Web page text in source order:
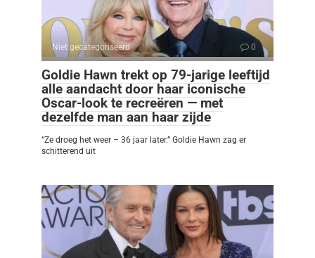
Niet gecategoriseerd 0
Goldie Hawn trekt op 79-jarige leeftijd
alle aandacht door haar iconische
Oscar-look te recreëren — met
dezelfde man aan haar zijde
“Ze droeg het weer – 36 jaar later.” Goldie Hawn zag er
schitterend uit